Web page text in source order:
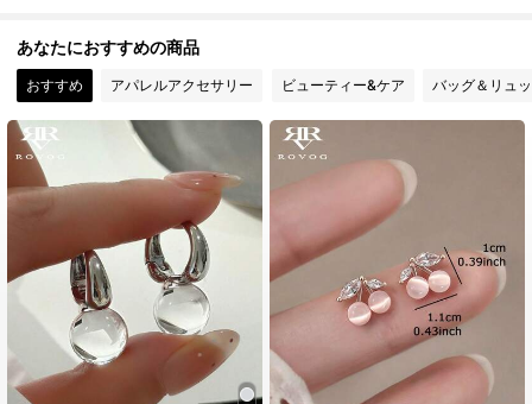
4.87 2.6M フォロワー
4.87
2.6M フォロワー
2.6M フォロワー
あなたにおすすめの商品
おすすめ アパレルアクセサリー ビューティー&ケア バッグ＆リュ